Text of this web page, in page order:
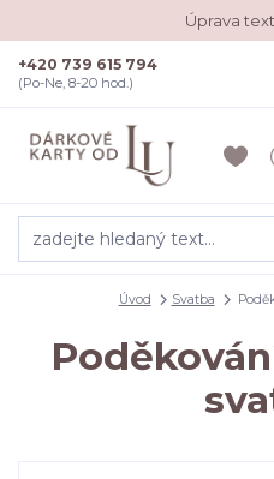
Úprava
+420 739 615 794
(Po-Ne, 8-20 hod.)
Úvod Svatba